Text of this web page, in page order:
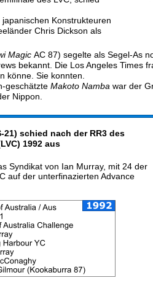
Konstrukteuren
Chris Dickson als
Magic AC 87) segelte als Segel-As
bekannt. Die Los Angeles Times
könne. Sie konnten.
geschätzte Makoto Namba war der
Nippon.
Syndikat von Ian Murray, mit 24 der
auf der unterfinazierten Advance
21) schied nach der RR3 des
1992 aus